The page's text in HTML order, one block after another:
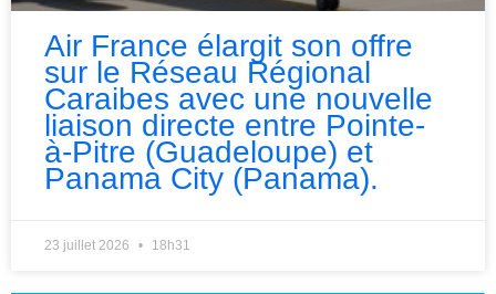
Air France élargit son offre
sur le Réseau Régional
Caraibes avec une nouvelle
liaison directe entre Pointe-
à-Pitre (Guadeloupe) et
Panama City (Panama).
23 juillet 2026 18h31